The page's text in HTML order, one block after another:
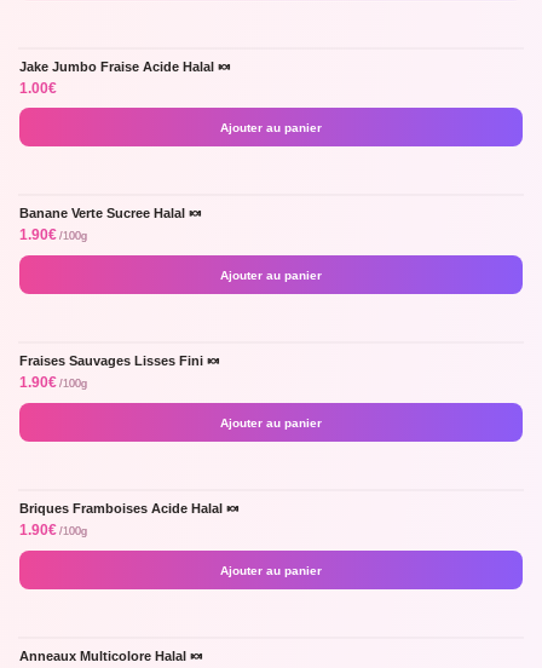
Jake Jumbo Fraise Acide Halal 🍬
1.00€
Ajouter au panier
Banane Verte Sucree Halal 🍬
1.90€ /100g
Ajouter au panier
Fraises Sauvages Lisses Fini 🍬
1.90€ /100g
Ajouter au panier
Briques Framboises Acide Halal 🍬
1.90€ /100g
Ajouter au panier
Anneaux Multicolore Halal 🍬